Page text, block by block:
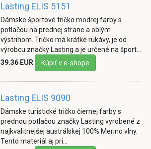
Lasting ELIS 5151
Dámske športové tričko modrej farby s
potlačou na prednej strane a oblým
výstrihom. Tričko má krátke rukávy, je od
výrobcu značky Lasting a je určené na šport…
39.36 EUR
Kúpiť v e-shope
Lasting ELIS 9090
Dámske turistické tričko čiernej farby s
prednou potlačou značky Lasting vyrobené z
najkvalitnejšej austrálskej 100% Merino vlny.
Tento materiál aj pri…